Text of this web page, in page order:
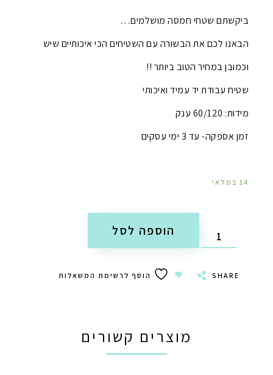
ביקשתם שטחי חמסה מושלמים…
הבאנו לכם את הבשורה עם השטיחים הכי איכותיים שיש
וכמובן במחיר הטוב ביותר !!
שטיח עבודת יד עמיד ואיכותי
מידות: 60/120 ענק
זמן אספקה- עד 3 ימי עסקים
14 במלאי
הוספה לסל
SHARE הוסף לרשימת המשאלות
מוצרים קשורים